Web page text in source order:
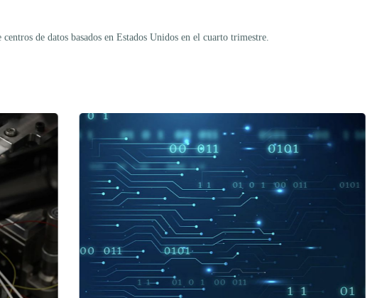
de datos basados en Estados Unidos en el cuarto trimestre.